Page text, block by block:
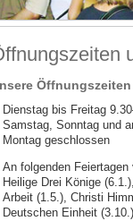
Öffnungszeiten
Dienstag bis Freitag
Samstag, Sonntag und
Montag geschlossen
An folgenden
Heilige Drei Könige
Arbeit (1.5.), Christi
Deutschen Einheit